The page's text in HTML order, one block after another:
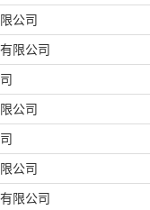
公司
限公司
公司
公司
限公司